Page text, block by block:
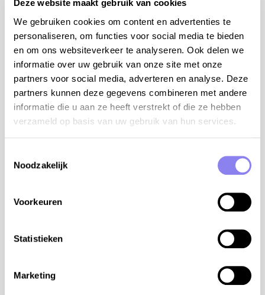
Deze website maakt gebruik van cookies
We gebruiken cookies om content en advertenties te
personaliseren, om functies voor social media te bieden
en om ons websiteverkeer te analyseren. Ook delen we
informatie over uw gebruik van onze site met onze
partners voor social media, adverteren en analyse. Deze
partners kunnen deze gegevens combineren met andere
informatie die u aan ze heeft verstrekt of die ze hebben
verzameld op basis van uw gebruik van hun services.
Noodzakelijk
Voorkeuren
Statistieken
Marketing
petanque baan
tafeltennis (zelf paletten mee te brengen)
basketbalpleintje
schommel, glijbaan, trampoline en kinderspelen
snacks en pizza's verkrijgbaar in het nieuwe
restaurant op het domein van 01/07 tot 31/08 op
vrijdag, zaterdag en zondag tot 21u30 (op
bestelling)
tips van de eigenaar:
van Les Vans, op wandelafstand van de winkels
markt in Les Vans op zaterdag ochtend en op
aanrader: restaurant Likoké in Les Vans (ruim van
Le Pont d'Arc, de toegangspoort tot de Gorges de
l'Ardèche
tekeningen, gravures van 36.000 jaar geleden